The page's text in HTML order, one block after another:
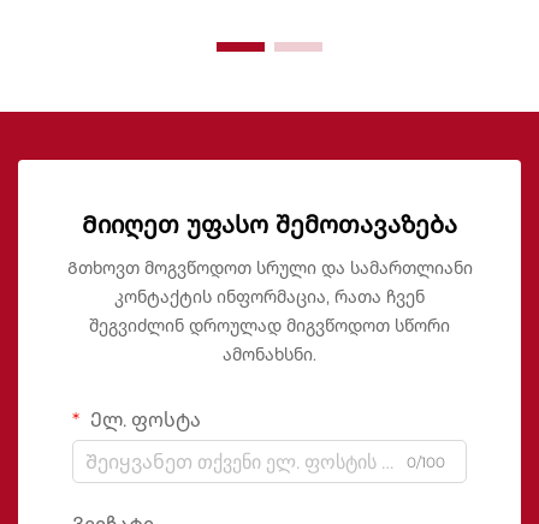
Მიიღეთ უფასო შემოთავაზება
Გთხოვთ მოგვწოდოთ სრული და სამართლიანი
კონტაქტის ინფორმაცია, რათა ჩვენ
შეგვიძლინ დროულად მიგვწოდოთ სწორი
ამონახსნი.
Ელ. ფოსტა
0/100